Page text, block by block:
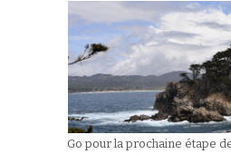
Go pour la prochaine étape